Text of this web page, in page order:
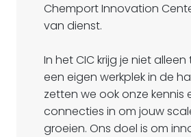
Chemport Innovation
van dienst.
In het CIC krijg je niet
een eigen werkplek in de
zetten we ook onze kennis
connecties in om jouw
groeien. Ons doel is om